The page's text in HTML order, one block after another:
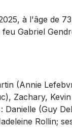
à l'âge de 73
Gabriel
(Annie
Zachary,
(Guy
Rollin;